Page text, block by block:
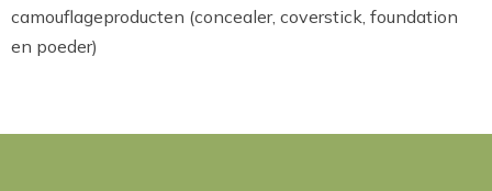
camouflageproducten (concealer, coverstick, foundation
en poeder)